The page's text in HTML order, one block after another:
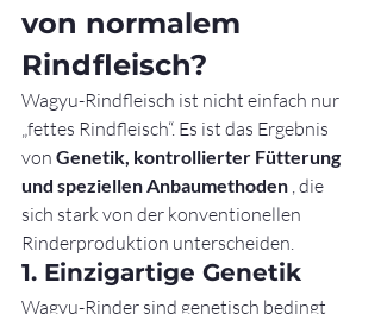
von normalem
Rindfleisch?
Wagyu-Rindfleisch ist nicht einfach nur
„fettes Rindfleisch“. Es ist das Ergebnis
von Genetik, kontrollierter Fütterung
und speziellen Anbaumethoden , die
sich stark von der konventionellen
Rinderproduktion unterscheiden.
1. Einzigartige Genetik
Wagyu-Rinder sind genetisch bedingt